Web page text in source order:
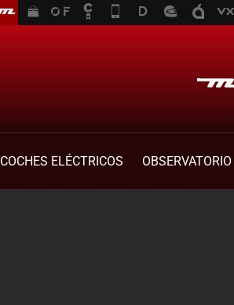
COCHES ELÉCTRICOS OBSERVATORIO